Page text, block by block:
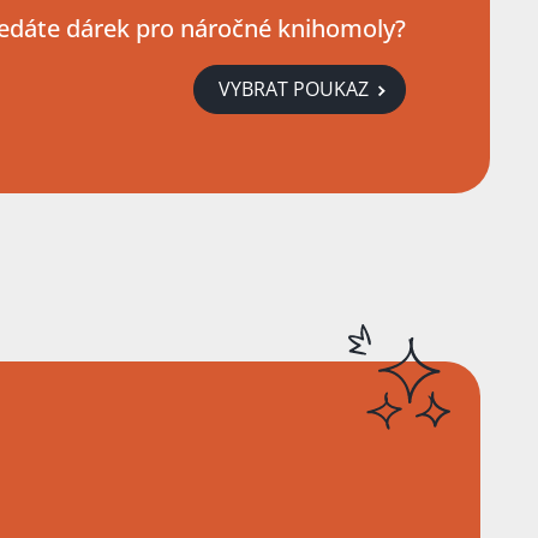
dárek pro náročné knihomoly?
VYBRAT POUKAZ